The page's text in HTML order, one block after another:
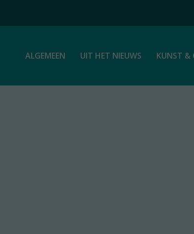
ALGEMEEN UIT HET NIEUWS KUNST &